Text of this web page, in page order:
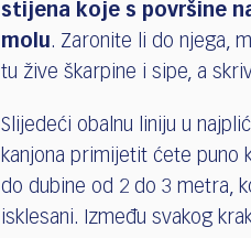
stijena koje s površine
molu . Zaronite li do njega,
tu žive škarpine i sipe, a
Slijedeći obalnu liniju u
kanjona primijetit ćete puno
do dubine od 2 do 3 metra,
isklesani. Između svakog